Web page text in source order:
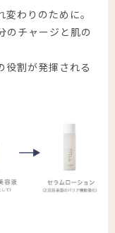
変わりのために。
のチャージと肌の
役割が発揮される